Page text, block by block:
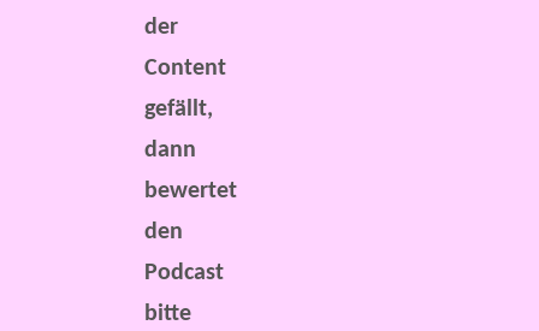
der
Content
gefällt,
dann
bewertet
den
Podcast
bitte